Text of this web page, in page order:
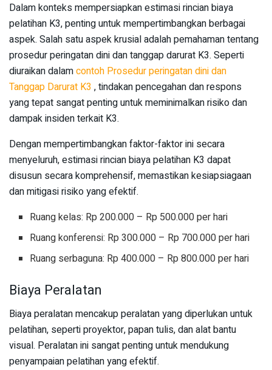
Dalam konteks mempersiapkan estimasi rincian biaya
pelatihan K3, penting untuk mempertimbangkan berbagai
aspek. Salah satu aspek krusial adalah pemahaman tentang
prosedur peringatan dini dan tanggap darurat K3. Seperti
diuraikan dalamcontoh Prosedur peringatan dini dan
Tanggap Darurat K3 , tindakan pencegahan dan respons
yang tepat sangat penting untuk meminimalkan risiko dan
dampak insiden terkait K3.
Dengan mempertimbangkan faktor-faktor ini secara
menyeluruh, estimasi rincian biaya pelatihan K3 dapat
disusun secara komprehensif, memastikan kesiapsiagaan
dan mitigasi risiko yang efektif.
Ruang kelas: Rp 200.000 – Rp 500.000 per hari
Ruang konferensi: Rp 300.000 – Rp 700.000 per hari
Ruang serbaguna: Rp 400.000 – Rp 800.000 per hari
Biaya Peralatan
Biaya peralatan mencakup peralatan yang diperlukan untuk
pelatihan, seperti proyektor, papan tulis, dan alat bantu
visual. Peralatan ini sangat penting untuk mendukung
penyampaian pelatihan yang efektif.